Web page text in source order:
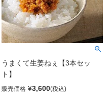
うまくて生姜ねぇ【3本セッ
ト】
販売価格 ¥3,600